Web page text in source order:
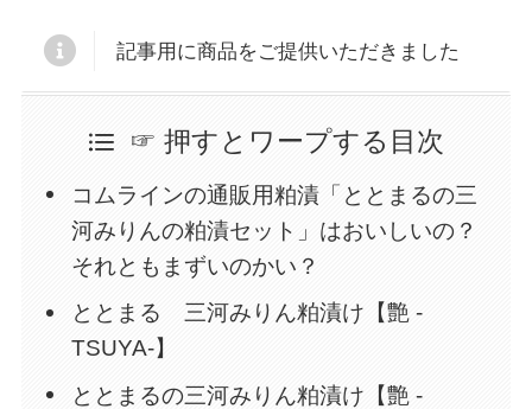
記事用に商品をご提供いただきました
☞ 押すとワープする目次
コムラインの通販用粕漬「ととまるの三
河みりんの粕漬セット」はおいしいの？
それともまずいのかい？
ととまる 三河みりん粕漬け【艶 -
TSUYA-】
ととまるの三河みりん粕漬け【艶 -